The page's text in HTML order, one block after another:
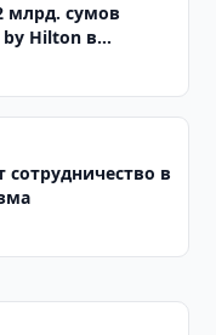
млрд. сумов
by Hilton в
в